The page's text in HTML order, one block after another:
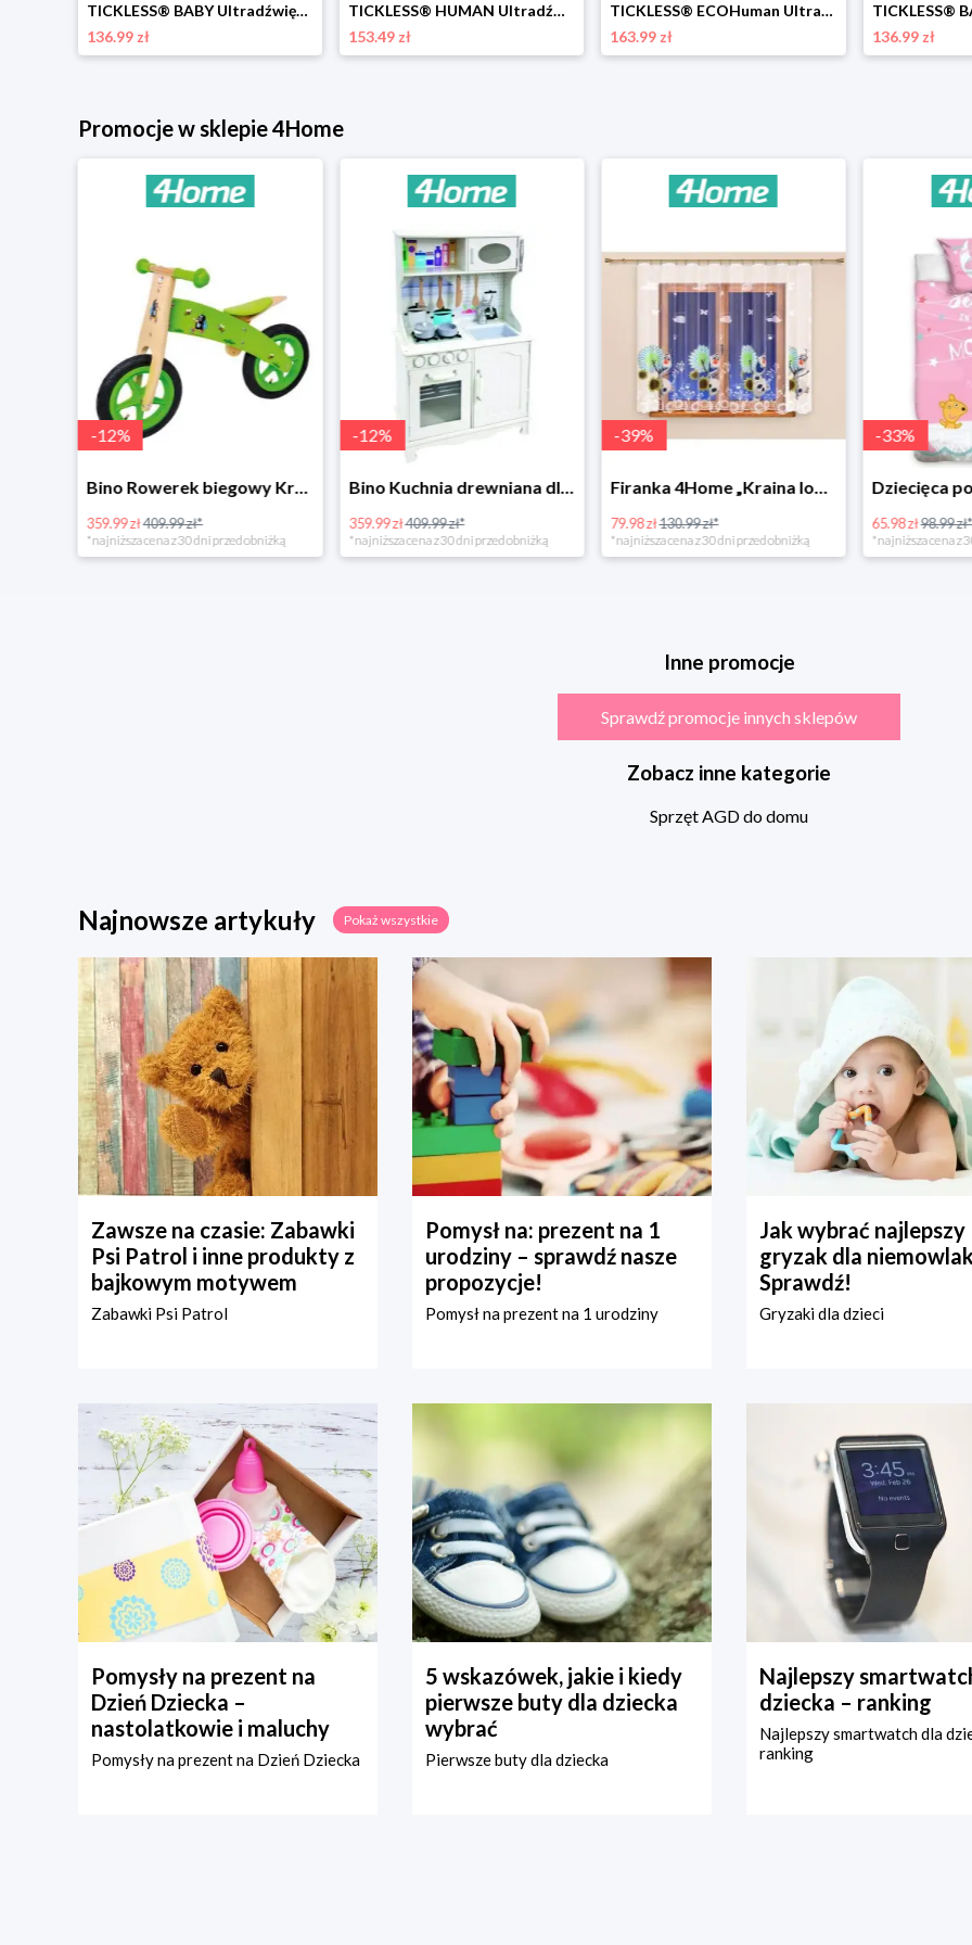
TICKLESS® BABY Ultradźwiękowy odstraszacz kleszczydla dzieci, beżowy Tickless
136.99 zł
TICKLESS® HUMAN Ultradźwiękowy środek odstraszający kleszcze i pchły dla ludzi, zielony Tickless
153.49 zł
TICKLESS® ECOHuman Ultradźwiękowy środekodstraszający kleszcze i pchły dla ludzi Tickless
163.99 zł
136.99 zł
Promocje w sklepie 4Home
-12%
Bino Rowerek biegowy Krecik
359.99 zł409.99 zł*
*najniższa cena z 30 dni przed obniżką
-12%
Bino Kuchnia drewniana dla dzieci Provence
359.99 zł409.99 zł*
*najniższa cena z 30 dni przed obniżką
-39%
Firanka 4Home „Kraina lodu” (Frozen)
79.98 zł130.99 zł*
*najniższa cena z 30 dni przed obniżką
-33%
65.98 zł98.99 zł*
*najniższa cena z
Inne promocje
Sprawdź promocje innych sklepów
Zobacz inne kategorie
Sprzęt AGD do domu
Najnowsze artykuły Pokaż wszystkie
Zawsze na czasie: Zabawki
Psi Patrol i inne produkty z
bajkowym motywem
Zabawki Psi Patrol
Pomysł na: prezent na 1
urodziny – sprawdź nasze
propozycje!
Pomysł na prezent na 1 urodziny
Jak wybrać najlepszy
gryzak dla
Sprawdź!
Gryzaki dla dzieci
Pomysły na prezent na
Dzień Dziecka –
nastolatkowie i maluchy
Pomysły na prezent na Dzień Dziecka
5 wskazówek, jakie i kiedy
pierwsze buty dla dziecka
wybrać
Pierwsze buty dla dziecka
Najlepszy
dziecka – ranking
Najlepszy smartwatch dla
ranking